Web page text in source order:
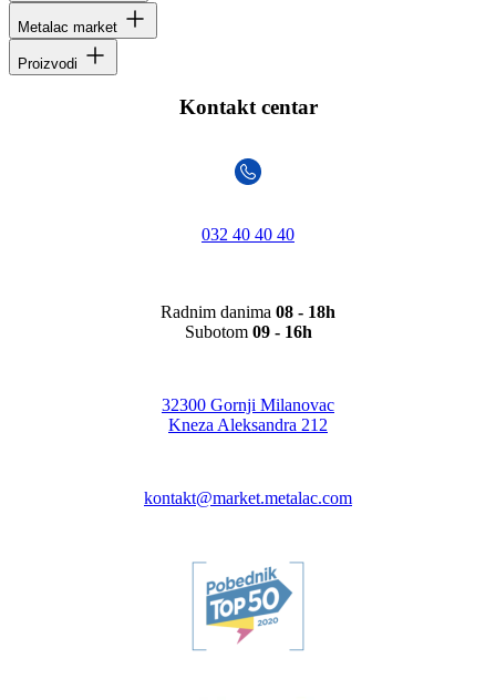
Metalac market
Proizvodi
Kontakt centar
032 40 40 40
Radnim danima 08 - 18h
Subotom 09 - 16h
32300 Gornji Milanovac
Kneza Aleksandra 212
kontakt@market.metalac.com